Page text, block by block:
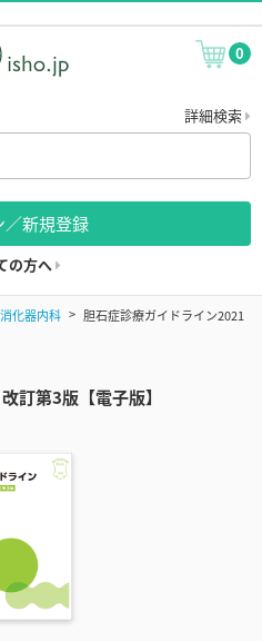
0
詳細検索
／新規登録
の方へ
消化器内科
胆石症診療ガイドライン2021
訂第3版【電子版】